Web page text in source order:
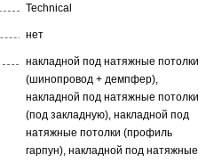
Technical
нет
накладной под натяжные потолки
(шинопровод + демпфер),
накладной под натяжные потолки
(под закладную), накладной под
натяжные потолки (профиль
гарпун), накладной под натяжные